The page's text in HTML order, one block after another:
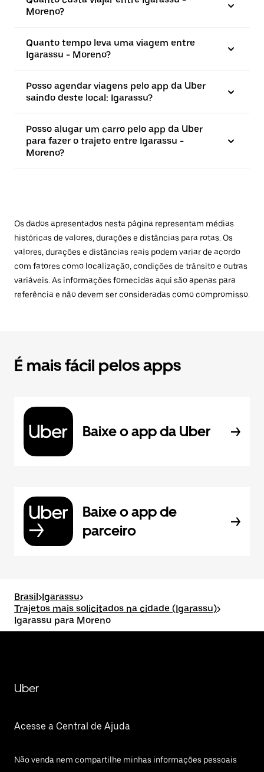
Moreno?
Quanto tempo leva uma viagem entre
Igarassu - Moreno?
Posso agendar viagens pelo app da Uber
saindo deste local: Igarassu?
Posso alugar um carro pelo app da Uber
para fazer o trajeto entre Igarassu -
Moreno?
Os dados apresentados nesta página representam médias
históricas de valores, durações e distâncias para rotas. Os
valores, durações e distâncias reais podem variar de acordo
com fatores como localização, condições de trânsito e outras
variáveis. As informações fornecidas aqui são apenas para
referência e não devem ser consideradas como compromisso.
É mais fácil pelos apps
Baixe o app da Uber
Baixe o app de
parceiro
Brasil>Igarassu>
Trajetos mais solicitados na cidade (Igarassu)>
Igarassu para Moreno
Uber
Acesse a Central de Ajuda
Não venda nem compartilhe minhas informações pessoais